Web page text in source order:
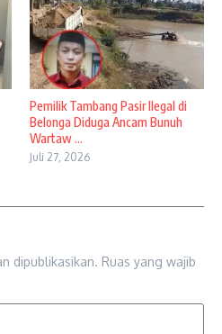
Pemilik Tambang Pasir Ilegal di
Belonga Diduga Ancam Bunuh
Wartaw ...
Juli 27, 2026
dipublikasikan. Ruas yang wajib